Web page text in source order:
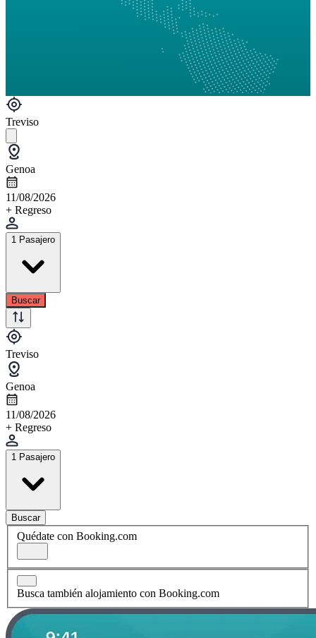
Treviso
Genoa
11/08/2026
+ Regreso
1 Pasajero
Buscar
Treviso
Genoa
11/08/2026
+ Regreso
1 Pasajero
Buscar
Quédate con Booking.com
Busca también alojamiento con Booking.com